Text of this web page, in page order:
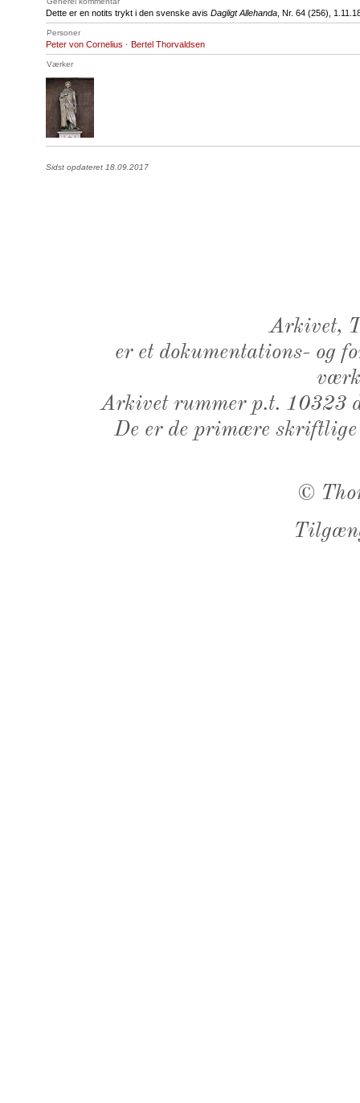
Dette er en notits trykt i den svenske avis Dagligt Allehanda , Nr. 64 (256),
Personer
Peter von Cornelius · Bertel Thorvaldsen
Værker
Sidst opdateret 18.09.2017
Arkivet,
er et dokumentations- og
Arkivet rummer p.t. 10323
De er de primære
©